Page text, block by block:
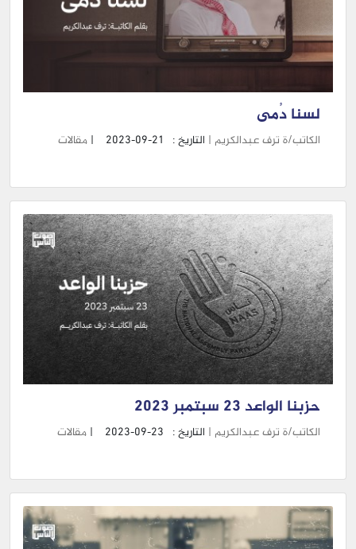
لسنا دُمى
الكاتب/ة ترف عبدالكريم | التاريخ : 2023-09-21
| مقالات
حزبنا الواعد 23 سبتمبر 2023
الكاتب/ة ترف عبدالكريم | التاريخ : 2023-09-23
| مقالات